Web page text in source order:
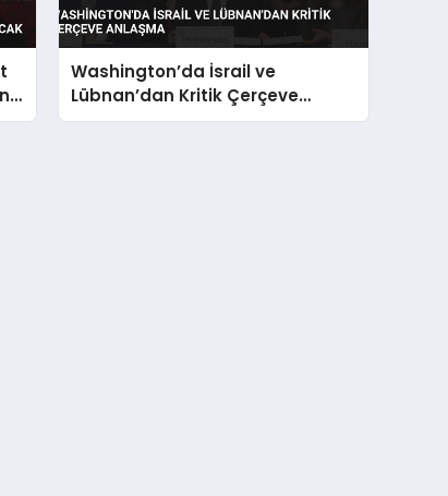
Washington’da İsrail ve
Lübnan’dan Kritik Çerçeve
Anlaşma